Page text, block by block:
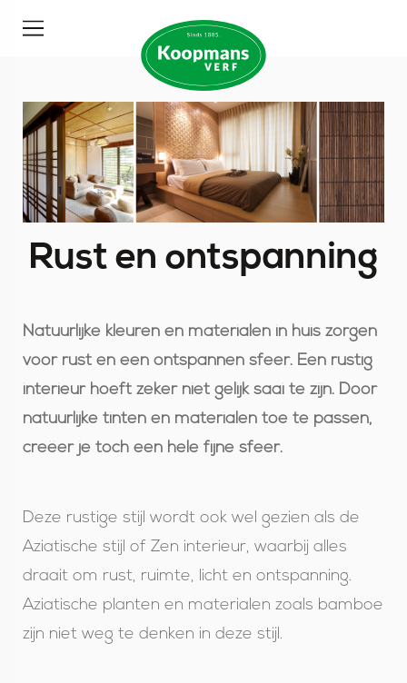
Rust en ontspanning
Natuurlijke kleuren en materialen in huis zorgen
voor rust en een ontspannen sfeer. Een rustig
interieur hoeft zeker niet gelijk saai te zijn. Door
natuurlijke tinten en materialen toe te passen,
creëer je toch een hele fijne sfeer.
Deze rustige stijl wordt ook wel gezien als de
Aziatische stijl of Zen interieur, waarbij alles
draait om rust, ruimte, licht en ontspanning.
Aziatische planten en materialen zoals bamboe
zijn niet weg te denken in deze stijl.